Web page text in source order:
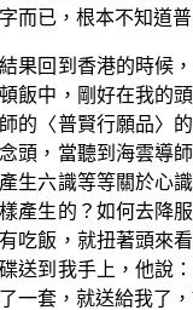
字而已，根本不知道
結果回到香港的時候
頓飯中，剛好在我的
師的〈普賢行願品〉
念頭，當聽到海雲導
產生六識等等關於心
樣產生的？如何去降
有吃飯，就扭著頭來
碟送到我手上，他說
了一套，就送給我了